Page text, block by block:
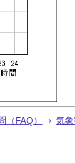
（FAQ） 気